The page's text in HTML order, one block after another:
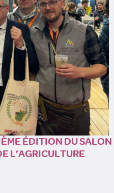
ÉDITION DU SALON
L’AGRICULTURE